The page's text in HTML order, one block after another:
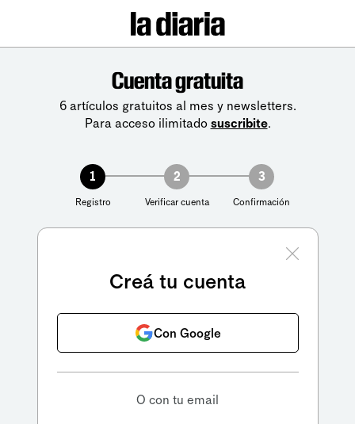
Cuenta gratuita
6 artículos gratuitos al mes y newsletters.
Para acceso ilimitado suscribite.
1
Registro
2
Verificar cuenta
3
Confirmación
Creá tu cuenta
Con Google
O con tu email